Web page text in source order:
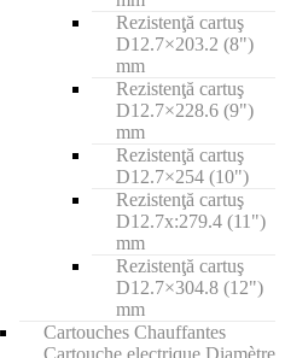
Rezistenţă cartuş
D12.7×203.2 (8")
mm
Rezistenţă cartuş
D12.7×228.6 (9")
mm
Rezistenţă cartuş
D12.7×254 (10")
Rezistenţă cartuş
D12.7x:279.4 (11")
mm
Rezistenţă cartuş
D12.7×304.8 (12")
mm
Cartouches Chauffantes
Cartouche electrique Diamètre